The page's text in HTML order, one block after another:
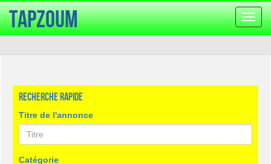
la
TapZoum
Recherche rapide
Titre de l'annonce
Catégorie